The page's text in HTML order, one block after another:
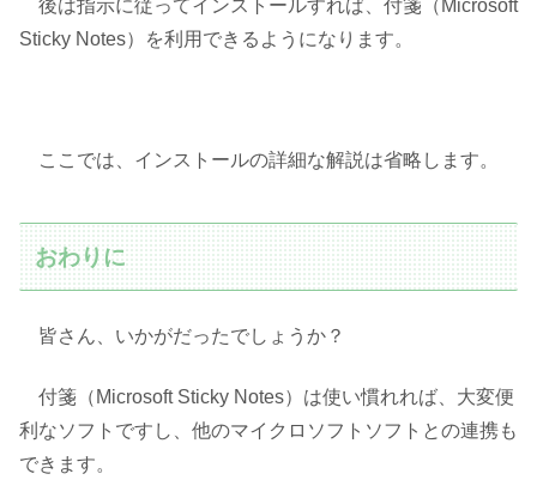
後は指示に従ってインストールすれば、付箋（Microsoft
Sticky Notes）を利用できるようになります。
ここでは、インストールの詳細な解説は省略します。
おわりに
皆さん、いかがだったでしょうか？
付箋（Microsoft Sticky Notes）は使い慣れれば、大変便
利なソフトですし、他のマイクロソフトソフトとの連携も
できます。